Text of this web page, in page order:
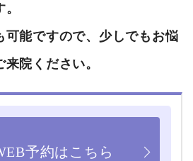
可能ですので、少しでもお悩
院ください。
予約はこちら